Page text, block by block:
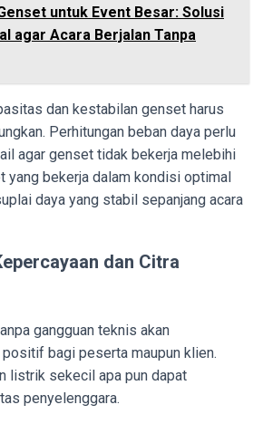
untuk Event Besar: Solusi
agar Acara Berjalan Tanpa
dan kestabilan genset harus
Perhitungan beban daya perlu
agar genset tidak bekerja melebihi
yang bekerja dalam kondisi optimal
daya yang stabil sepanjang acara
dan Citra
gangguan teknis akan
bagi peserta maupun klien.
listrik sekecil apa pun dapat
penyelenggara.